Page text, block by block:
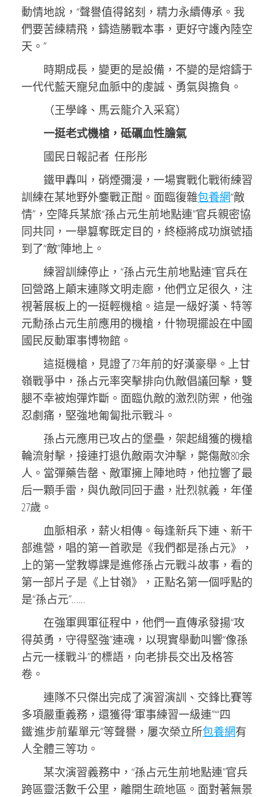
動情地說，“聲譽值得銘刻，精力永續傳承。我
們要苦練精飛，鑄造勝戰本事，更好守護內陸空
天。”
時期成長，變更的是設備，不變的是熔鑄于
一代代藍天寵兒血脈中的虔誠、勇氣與擔負。
（王學峰、馬云龍介入采寫）
一挺老式機槍，砥礪血性膽氣
國民日報記者 任彤彤
鐵甲轟叫，硝煙彌漫，一場實戰化戰術練習
訓練在某地野外鏖戰正酣。面臨復雜包養網“敵
情”，空降兵某旅“孫占元生前地點連”官兵親密協
同共同，一舉篡奪既定目的，終極將成功旗號插
到了“敵”陣地上。
練習訓練停止，“孫占元生前地點連”官兵在
回營路上顛末連隊文明走廊，他們立足很久，注
視著展板上的一挺輕機槍。這是一級好漢、特等
元勳孫占元生前應用的機槍，什物現擺設在中國
國民反動軍事博物館。
這挺機槍，見證了73年前的好漢豪舉。上甘
嶺戰爭中，孫占元率突擊排向仇敵倡議回擊，雙
腿不幸被炮彈炸斷。面臨仇敵的激烈防禦，他強
忍劇痛，堅強地匍匐批示戰斗。
孫占元應用已攻占的堡壘，架起緝獲的機槍
輪流射擊，接連打退仇敵兩次沖擊，斃傷敵80余
人。當彈藥告罄、敵軍擁上陣地時，他拉響了最
后一顆手雷，與仇敵同回于盡，壯烈就義，年僅
27歲。
血脈相承，薪火相傳。每逢新兵下連、新干
部進營，唱的第一首歌是《我們都是孫占元》，
上的第一堂教導課是進修孫占元戰斗故事，看的
第一部片子是《上甘嶺》，正點名第一個呼點的
是“孫占元”……
在強軍興軍征程中，他們一直傳承發揚“攻
得英勇，守得堅強”連魂，以現實舉動叫響“像孫
占元一樣戰斗”的標語，向老排長交出及格答
卷。
連隊不只傑出完成了演習演訓、交鋒比賽等
多項嚴重義務，還獲得“軍事練習一級連”“‘四
鐵’進步前輩單元”等聲譽，屢次榮立所包養網有
人全體三等功。
某次演習義務中，“孫占元生前地點連”官兵
跨區靈活數千公里，離開生疏地區。面對著無景